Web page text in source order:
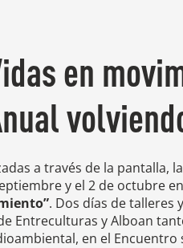
en
a través de la
y el 2 de octubre
. Dos días de talleres
Entreculturas y Alboan
en el